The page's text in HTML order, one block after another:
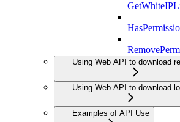
Using Web API to download
Using Web API to download
Examples of API Use